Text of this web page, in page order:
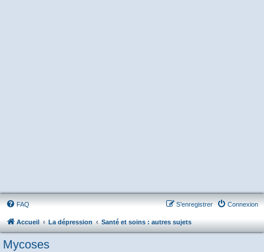
FAQ Connexion
S’enregistrer
Accueil La dépression Santé et soins : autres sujets
Mycoses